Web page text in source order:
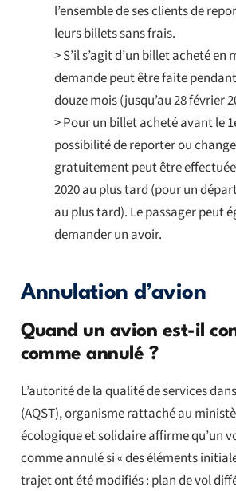
l’ensemble de ses clients de
leurs billets sans frais.
> S’il s’agit d’un billet acheté en
demande peut être faite
douze mois (jusqu’au 28 février
> Pour un billet acheté avant le
possibilité de reporter ou
gratuitement peut être effectuée
2020 au plus tard (pour un
au plus tard). Le passager peut
demander un avoir.
Annulation d’avion
Quand un avion est-il
comme annulé ?
L’autorité de la qualité de services
(AQST), organisme rattaché au
écologique et solidaire affirme qu’un
comme annulé si « des éléments
trajet ont été modifiés : plan de vol